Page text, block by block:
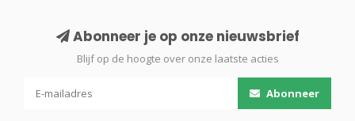
Abonneer je op onze nieuwsbrief
Blijf op de hoogte over onze laatste acties
Abonneer